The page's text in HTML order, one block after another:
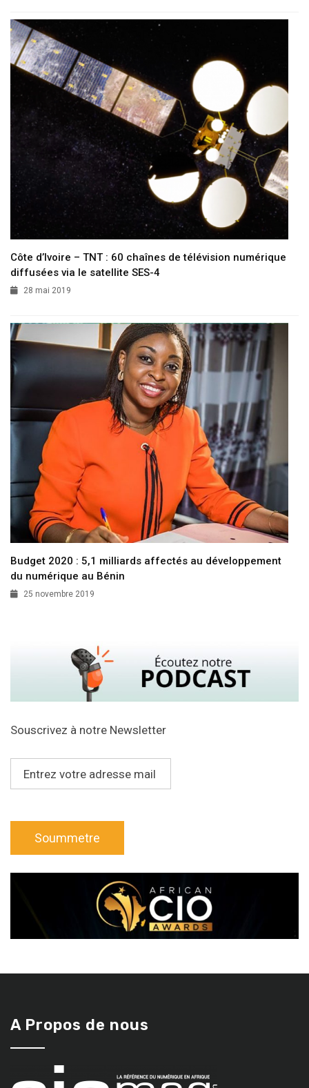
Côte d’Ivoire – TNT : 60 chaînes de télévision numérique
diffusées via le satellite SES-4
28 mai 2019
Budget 2020 : 5,1 milliards affectés au développement
du numérique au Bénin
25 novembre 2019
Souscrivez à notre Newsletter
A Propos de nous